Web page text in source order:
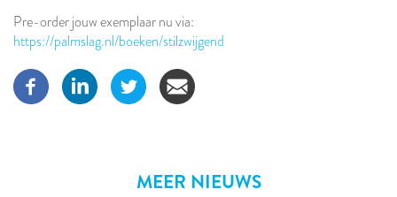
Pre-order jouw exemplaar nu via:
https://palmslag.nl/boeken/stilzwijgend
MEER NIEUWS